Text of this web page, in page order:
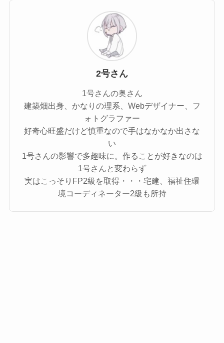
2号さん
1号さんの奥さん
建築畑出身、かなりの理系、Webデザイナー、フ
ォトグラファー
好奇心旺盛だけど慎重なので手はなかなか出さな
い
1号さんの影響で多趣味に。作ることが好きなのは
1号さんと変わらず
実はこっそりFP2級を取得・・・宅建、福祉住環
境コーディネーター2級も所持